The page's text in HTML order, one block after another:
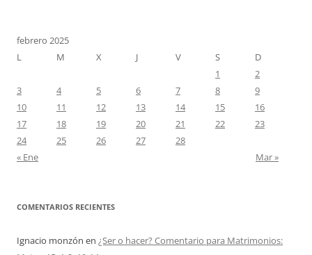
febrero 2025
L
M X J V S
D
1
2
3
4 5 6 7 8
9
10
11 12 13 14 15
16
17
18 19 20 21 22
23
24
25 26 27
28
« Ene
Mar »
COMENTARIOS RECIENTES
Ignacio monzón en ¿Ser o hacer? Comentario para Matrimonios: